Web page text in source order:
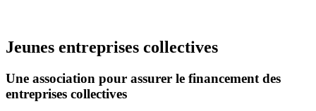
Jeunes entreprises collectives
Une association pour assurer le financement des
entreprises collectives